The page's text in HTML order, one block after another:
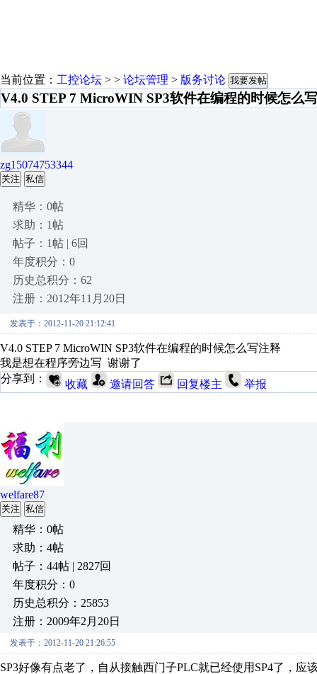
当前位置： 工控论坛 > > 论坛管理 > 版务讨论 我要发帖
V4.0 STEP 7 MicroWIN SP3软件在编程的时候怎么
zg15074753344
关注 私信
精华：0帖
求助：1帖
帖子：1帖 | 6回
年度积分：0
历史总积分：62
注册：2012年11月20日
发表于：2012-11-20 21:12:41
V4.0 STEP 7 MicroWIN SP3软件在编程的时候怎么写注释
我是想在程序旁边写 谢谢了
分享到：
收藏 邀请回答 回复楼主 举报
welfare87
关注 私信
精华：0帖
求助：4帖
帖子：44帖 | 2827回
年度积分：0
历史总积分：25853
注册：2009年2月20日
发表于：2012-11-20 21:26:55
SP3好像有点老了，自从接触西门子PLC就已经使用SP4了，应